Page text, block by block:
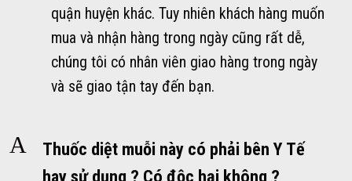
quận huyện khác. Tuy nhiên khách hàng muốn
mua và nhận hàng trong ngày cũng rất dễ,
chúng tôi có nhân viên giao hàng trong ngày
và sẽ giao tận tay đến bạn.
A
Thuốc diệt muỗi này có phải bên Y Tế
hay sử dụng ? Có độc hại không ?